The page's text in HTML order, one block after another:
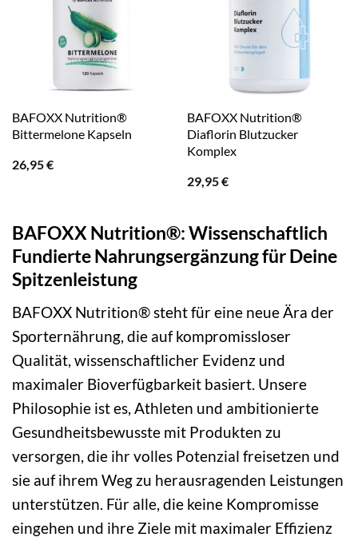
BAFOXX Nutrition®
Bittermelone Kapseln
26,95€
BAFOXX Nutrition®
Diaflorin Blutzucker
Komplex
29,95€
BAFOXX Nutrition®: Wissenschaftlich
Fundierte Nahrungsergänzung für Deine
Spitzenleistung
BAFOXX Nutrition® steht für eine neue Ära der
Sporternährung, die auf kompromissloser
Qualität, wissenschaftlicher Evidenz und
maximaler Bioverfügbarkeit basiert. Unsere
Philosophie ist es, Athleten und ambitionierte
Gesundheitsbewusste mit Produkten zu
versorgen, die ihr volles Potenzial freisetzen und
sie auf ihrem Weg zu herausragenden Leistungen
unterstützen. Für alle, die keine Kompromisse
eingehen und ihre Ziele mit maximaler Effizienz